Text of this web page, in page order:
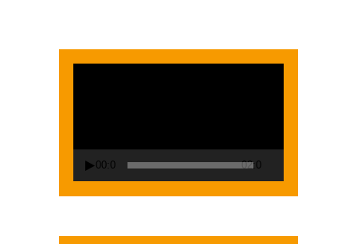
00:00 02:00